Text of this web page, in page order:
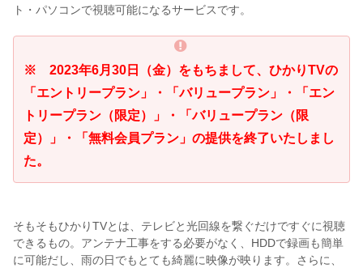
ト・パソコンで視聴可能になるサービスです。
※ 2023年6月30日（金）をもちまして、ひかりTVの
「エントリープラン」・「バリュープラン」・「エン
トリープラン（限定）」・「バリュープラン（限
定）」・「無料会員プラン」の提供を終了いたしまし
た。
そもそもひかりTVとは、テレビと光回線を繋ぐだけですぐに視聴
できるもの。アンテナ工事をする必要がなく、HDDで録画も簡単
に可能だし、雨の日でもとても綺麗に映像が映ります。さらに、